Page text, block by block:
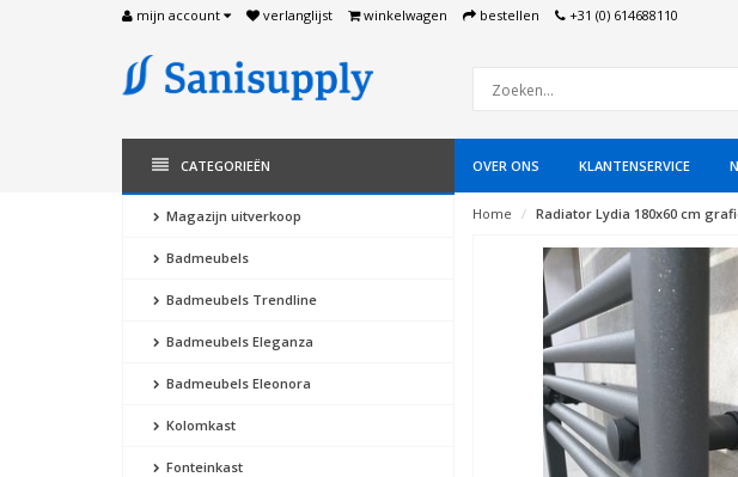
mijn account verlanglijst winkelwagen bestellen +31 (0) 614688110
CATEGORIEËN OVER ONS KLANTENSERVICE
Magazijn uitverkoop
Badmeubels
Badmeubels Trendline
Badmeubels Eleganza
Badmeubels Eleonora
Kolomkast
Fonteinkast
Home Radiator Lydia 180x60 cm